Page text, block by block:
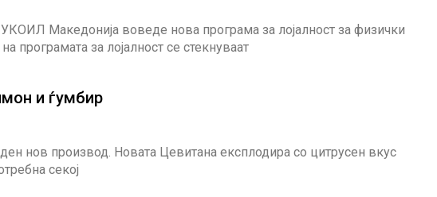
Македонија воведе нова програма за лојалност за физички
програмата за лојалност се стекнуваат
и ѓумбир
нов производ. Новата Цевитана експлодира со цитрусен вкус
секој